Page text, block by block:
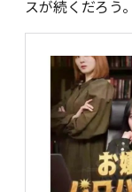
スが続くだろう。